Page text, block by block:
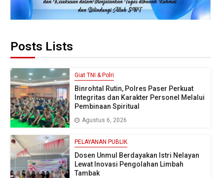
Posts Lists
Giat TNI & Polri
Binrohtal Rutin, Polres Paser Perkuat
Integritas dan Karakter Personel Melalui
Pembinaan Spiritual
Agustus 6, 2026
PELAYANAN PUBLIK
Dosen Unmul Berdayakan Istri Nelayan
Lewat Inovasi Pengolahan Limbah
Tambak